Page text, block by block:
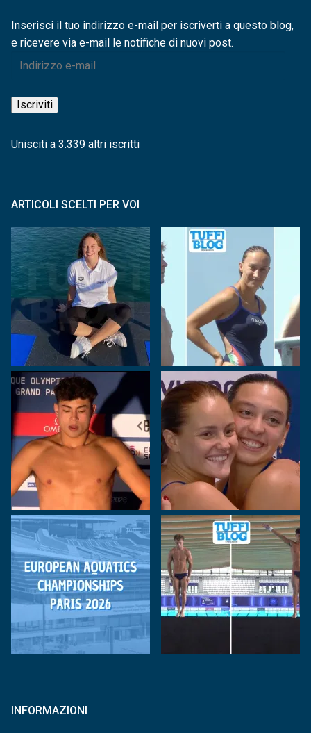
Inserisci il tuo indirizzo e-mail per iscriverti a questo blog,
e ricevere via e-mail le notifiche di nuovi post.
Indirizzo
mail
Iscriviti
Unisciti a 3.339 altri iscritti
ARTICOLI SCELTI PER VOI
INFORMAZIONI